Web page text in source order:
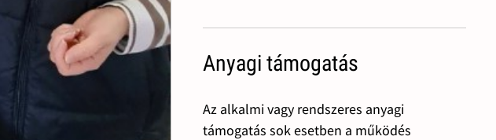
Anyagi támogatás
Az alkalmi vagy rendszeres anyagi
támogatás sok esetben a működés